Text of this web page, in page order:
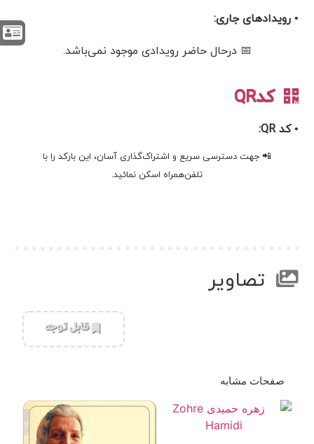
• رویدادهای جاری:
📅 درحال حاضر رویدادی موجود نمی‌باشد.
کدQR
• کد QR:
📲 جهت دسترسی سریع و اشتراک‌گذاری آسان، این بارکد را با
تلفن‌همراه اسکن نمائید.
تصاویر
‌قابل توجه
صفحات مشابه